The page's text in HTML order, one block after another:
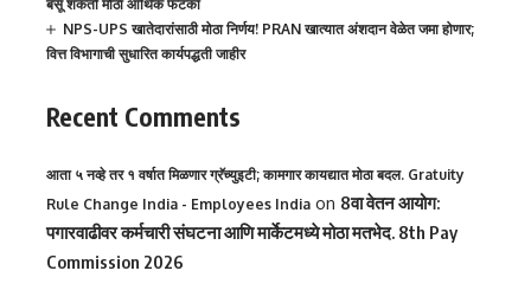
बसू शकतो मोठा आर्थिक फटका
NPS-UPS खातेदारांसाठी मोठा निर्णय! PRAN खात्यात अंशदान वेळेत जमा होणार;
वित्त विभागाची सुधारित कार्यपद्धती जाहीर
Recent Comments
आता ५ नव्हे तर १ वर्षात मिळणार ग्रॅच्युइटी; कामगार कायद्यात मोठा बदल. Gratuity
Rule Change India - Employees India on 8वा वेतन आयोग:
पगारवाढीवर कर्मचारी संघटना आणि मार्केटमध्ये मोठा मतभेद. 8th Pay
Commission 2026